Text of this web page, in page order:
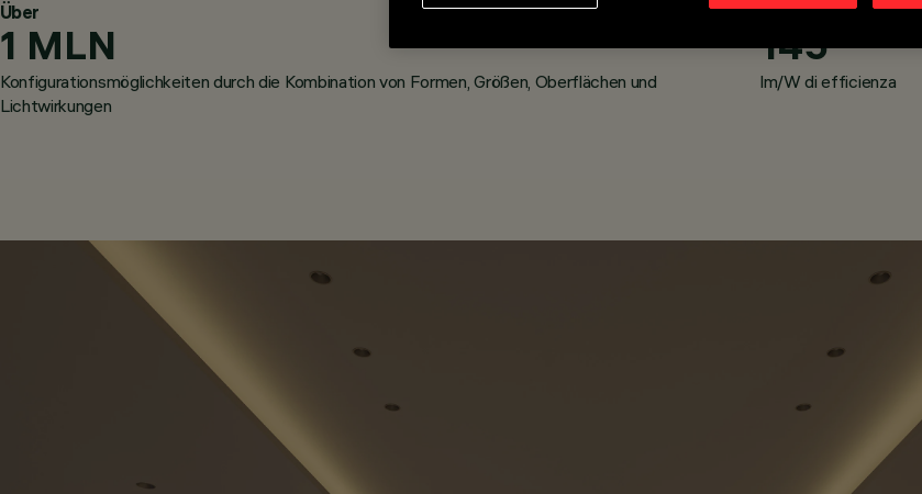
Über
1 MLN
Konfigurationsmöglichkeiten durch die Kombination von Formen, Größen, Oberflächen und
Lichtwirkungen
Fino a
145
lm/W di efficienza